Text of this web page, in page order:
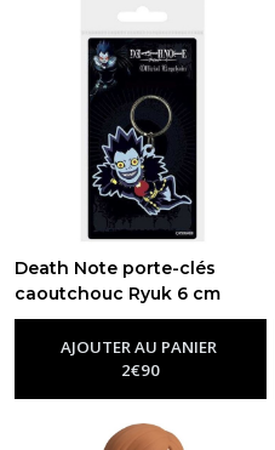
Death Note porte-clés
caoutchouc Ryuk 6 cm
-Goodies Death Note
AJOUTER AU PANIER
2€90